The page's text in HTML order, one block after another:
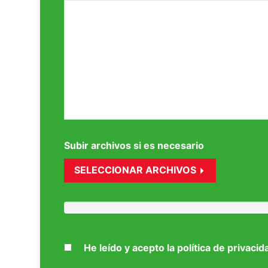
Subir archivos si es necesario
SELECCIONAR ARCHIVOS
He leído y acepto la política de